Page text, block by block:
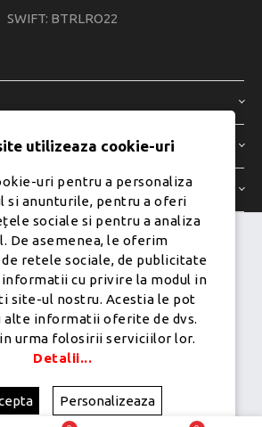
SWIFT: BTRLRO22
de
Ecom Digital -
bynopCommerce
drepturile rezervate.
utilizeaza cookie-uri
uri pentru a personaliza
si anunturile, pentru a oferi
sociale si pentru a analiza
De asemenea, le oferim
retele sociale, de publicitate
informatii cu privire la modul in
site-ul nostru. Acestia le pot
alte informatii oferite de dvs.
in urma folosirii serviciilor lor.
Detalii...
Personalizeaza